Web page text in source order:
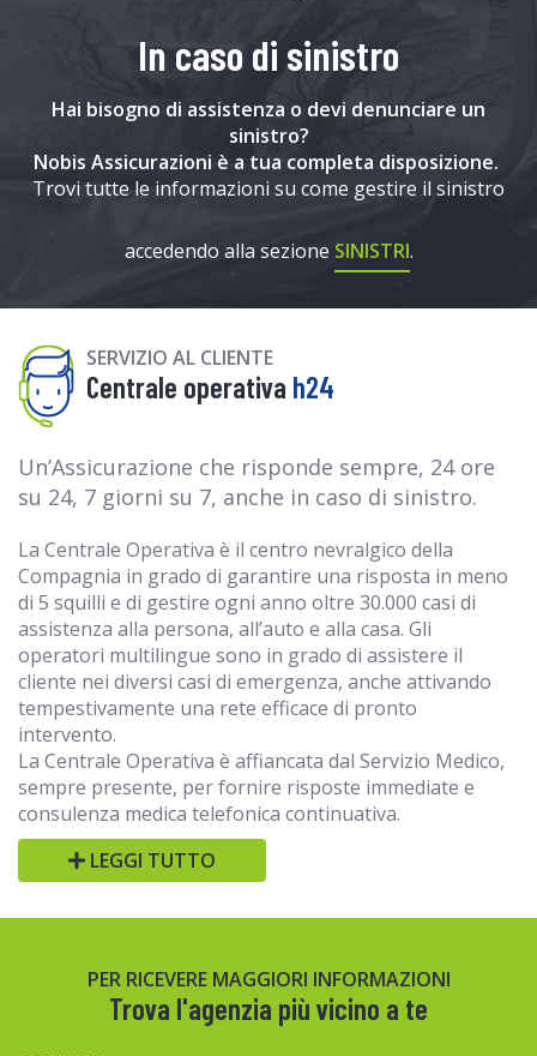
In caso di sinistro
Hai bisogno di assistenza o devi denunciare un
sinistro?
Nobis Assicurazioni è a tua completa disposizione.
Trovi tutte le informazioni su come gestire il sinistro
accedendo alla sezione SINISTRI.
SERVIZIO AL CLIENTE
Centrale operativa h24
Un’Assicurazione che risponde sempre, 24 ore
su 24, 7 giorni su 7, anche in caso di sinistro.
La Centrale Operativa è il centro nevralgico della
Compagnia in grado di garantire una risposta in meno
di 5 squilli e di gestire ogni anno oltre 30.000 casi di
assistenza alla persona, all’auto e alla casa. Gli
operatori multilingue sono in grado di assistere il
cliente nei diversi casi di emergenza, anche attivando
tempestivamente una rete efficace di pronto
intervento.
La Centrale Operativa è affiancata dal Servizio Medico,
sempre presente, per fornire risposte immediate e
consulenza medica telefonica continuativa.
LEGGI TUTTO
PER RICEVERE MAGGIORI INFORMAZIONI
Trova l'agenzia più vicino a te